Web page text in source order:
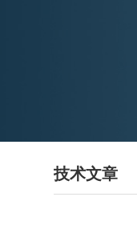
技术文章